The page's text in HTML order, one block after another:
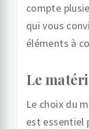
compte
qui vous
éléments à
Le
Le choix du
est essentiel